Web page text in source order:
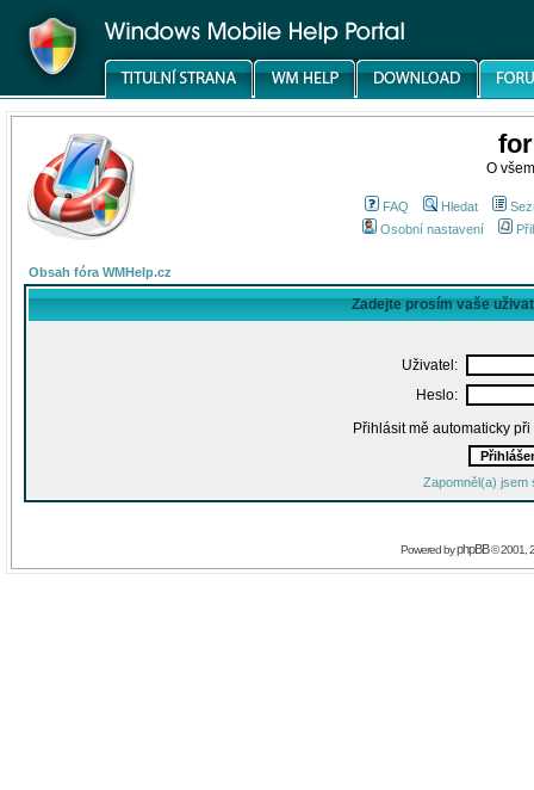
O
FAQ Hledat
Osobní nastavení
Obsah fóra WMHelp.cz
Zadejte prosím vaše
Uživatel:
Heslo:
Přihlásit mě automaticky
Zapomněl(a) jsem
Powered byphpBB© 2001,